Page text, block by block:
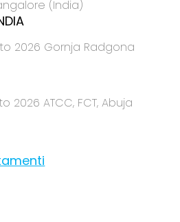
(India)
2026 Gornja Radgona
2026 ATCC, FCT, Abuja